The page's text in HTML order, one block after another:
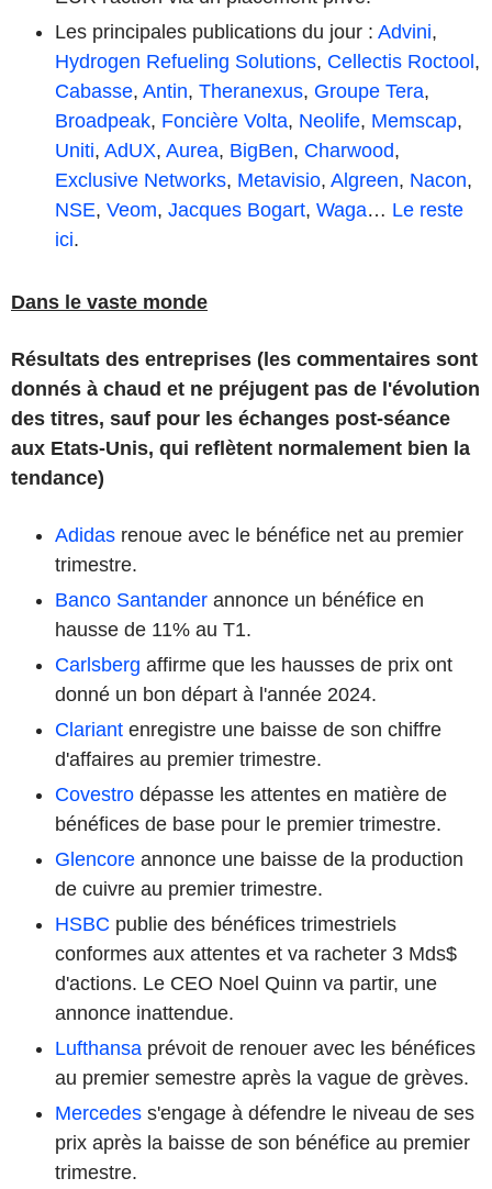
Les principales publications du jour : Advini,
Hydrogen Refueling Solutions, Cellectis Roctool,
Cabasse, Antin, Theranexus, Groupe Tera,
Broadpeak, Foncière Volta, Neolife, Memscap,
Uniti, AdUX, Aurea, BigBen, Charwood,
Exclusive Networks, Metavisio, Algreen, Nacon,
NSE, Veom, Jacques Bogart, Waga… Le reste
ici.
Dans le vaste monde
Résultats des entreprises (les commentaires sont
donnés à chaud et ne préjugent pas de l'évolution
des titres, sauf pour les échanges post-séance
aux Etats-Unis, qui reflètent normalement bien la
tendance)
Adidas renoue avec le bénéfice net au premier
trimestre.
Banco Santander annonce un bénéfice en
hausse de 11% au T1.
Carlsberg affirme que les hausses de prix ont
donné un bon départ à l'année 2024.
Clariant enregistre une baisse de son chiffre
d'affaires au premier trimestre.
Covestro dépasse les attentes en matière de
bénéfices de base pour le premier trimestre.
Glencore annonce une baisse de la production
de cuivre au premier trimestre.
HSBC publie des bénéfices trimestriels
conformes aux attentes et va racheter 3 Mds$
d'actions. Le CEO Noel Quinn va partir, une
annonce inattendue.
Lufthansa prévoit de renouer avec les bénéfices
au premier semestre après la vague de grèves.
Mercedes s'engage à défendre le niveau de ses
prix après la baisse de son bénéfice au premier
trimestre.